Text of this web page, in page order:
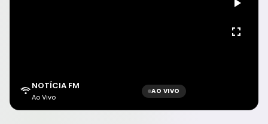
NOTÍCIA FM
Ao Vivo
AO VIVO